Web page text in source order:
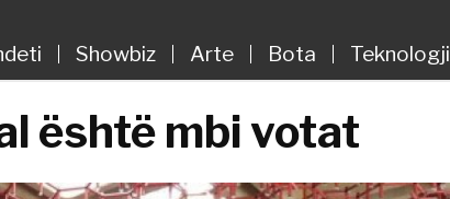
Showbiz Arte Bota Teknologji
është mbi votat